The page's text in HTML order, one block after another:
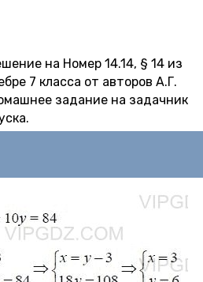
на Номер 14.14, § 14 из
7 класса от авторов А.Г.
задание на задачник